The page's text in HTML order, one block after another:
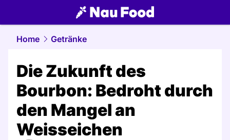
food.NAU.ch
Home Getränke
Die Zukunft des
Bourbon: Bedroht durch
den Mangel an
Weisseichen